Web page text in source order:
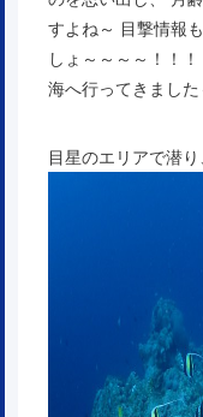
すよね～ 目撃情報
しょ～～～～！！
海へ行ってきました
目星のエリアで潜